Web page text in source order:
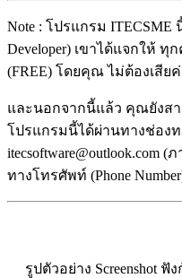
Note : โปรแกรม
Developer) เขาได้แจกให้
(FREE) โดยคุณ ไม่ต้องเสีย
และนอกจากนี้แล้ว คุณยังส
โปรแกรมนี้ได้ผ่านทางช่องท
itecsoftware@outlook.com
ทางโทรศัพท์ (Phone
รูปตัวอย่าง Screenshot